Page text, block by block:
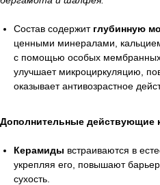
Состав содержит глубинную
ценными минералами,
с помощью особых
улучшает микроциркуляцию,
оказывает антивозрастное
Дополнительные действующие
Керамиды встраиваются в
укрепляя его, повышают
сухость.